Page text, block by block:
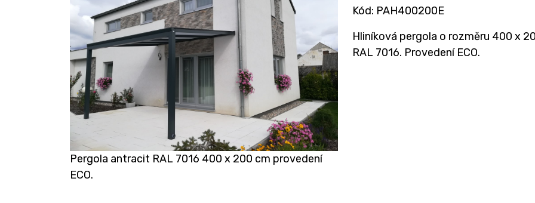
Pergola antracit RAL 7016 400 x 200 cm provedení
ECO.
Kód: PAH400200E
Hliníková pergola o rozměru 400 x
RAL 7016. Provedení ECO.